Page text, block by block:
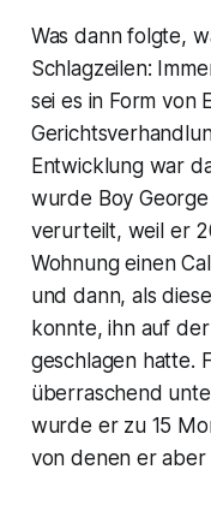
Was dann folgte,
Schlagzeilen:
sei es in Form von
Entwicklung war
wurde Boy
verurteilt, weil er
Wohnung einen
und dann, als
konnte, ihn auf
geschlagen hatte.
überraschend
wurde er zu 15
von denen er aber